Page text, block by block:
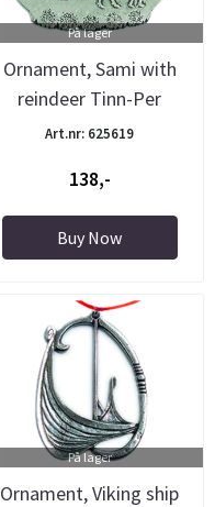
På lager
Ornament, Sami with
reindeer Tinn-Per
Art.nr: 625619
138,-
Buy Now
På lager
Ornament, Viking ship